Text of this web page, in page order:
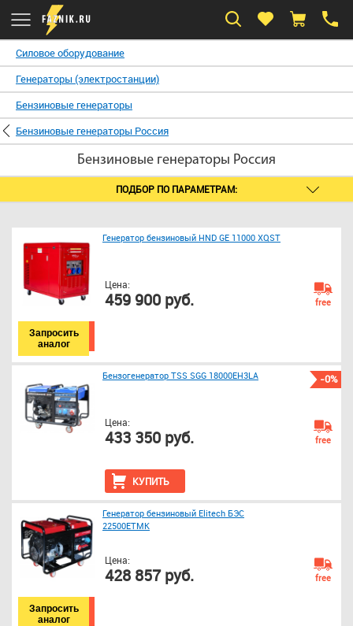
Силовое оборудование
Генераторы (электростанции)
Бензиновые генераторы
Бензиновые генераторы Россия
Бензиновые генераторы Россия
ПОДБОР ПО ПАРАМЕТРАМ:
Генератор бензиновый HND GE 11000 XQST
Цена:
459 900 руб.
Запросить
аналог
free
-0%
Бензогенератор TSS SGG 18000EH3LA
КУПИТЬ
Цена:
433 350 руб. free
Генератор бензиновый Elitech БЭС
22500ЕТМК
Цена:
428 857 руб.
Запросить
аналог
free